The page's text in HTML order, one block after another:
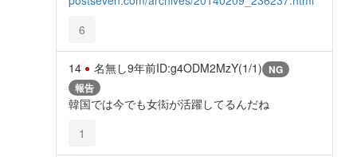
6
14 名無し9年前ID:g4ODM2MzY(1/1) NG
報告
韓国では今でも女衒が活躍してるんだね
1